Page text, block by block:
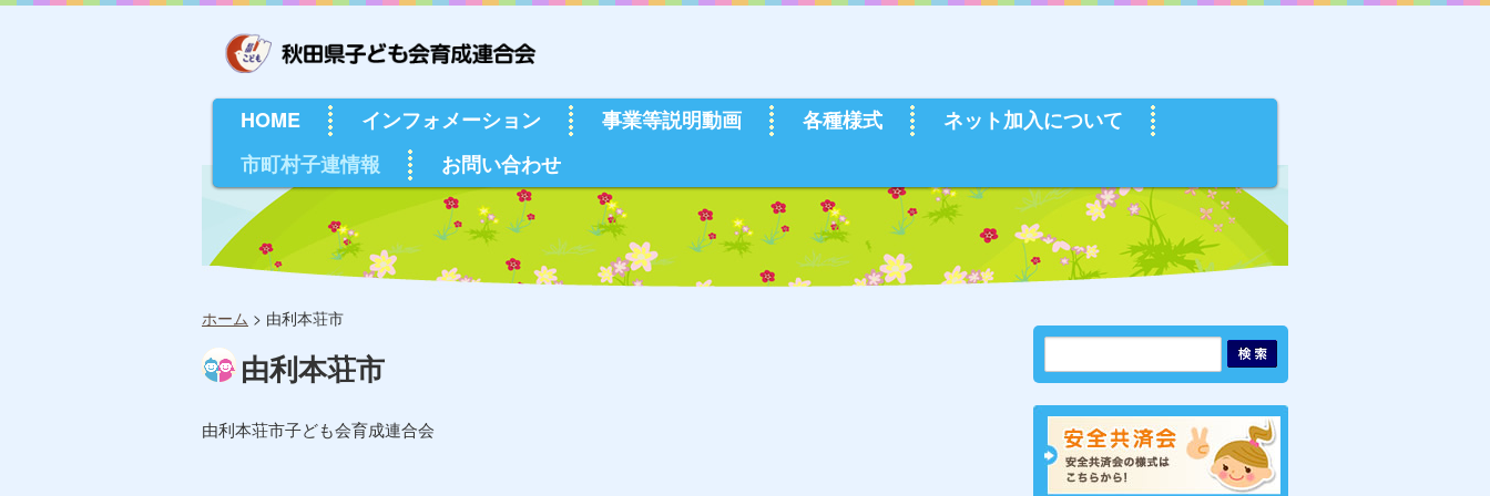
HOME インフォメーション 事業等説明動画 各種様式
ネット加入について
市町村子連情報
お問い合わせ
ホーム > 由利本荘市
由利本荘市
由利本荘市子ども会育成連合会